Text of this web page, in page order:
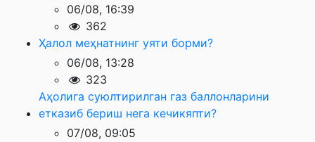
06/08, 16:39
362
Ҳалол меҳнатнинг уяти борми?
06/08, 13:28
323
Аҳолига суюлтирилган газ баллонларини
етказиб бериш нега кечикяпти?
07/08, 09:05